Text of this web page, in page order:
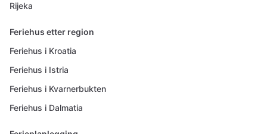
Rijeka
Feriehus etter region
Feriehus i Kroatia
Feriehus i Istria
Feriehus i Kvarnerbukten
Feriehus i Dalmatia